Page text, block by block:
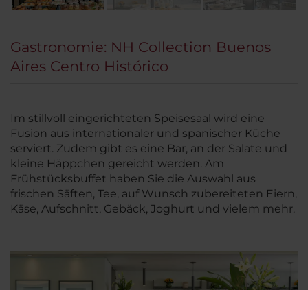
Gastronomie: NH Collection Buenos
Aires Centro Histórico
Im stillvoll eingerichteten Speisesaal wird eine
Fusion aus internationaler und spanischer Küche
serviert. Zudem gibt es eine Bar, an der Salate und
kleine Häppchen gereicht werden. Am
Frühstücksbuffet haben Sie die Auswahl aus
frischen Säften, Tee, auf Wunsch zubereiteten Eiern,
Käse, Aufschnitt, Gebäck, Joghurt und vielem mehr.